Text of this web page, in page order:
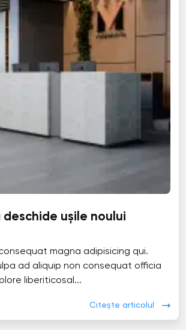
deschide ușile noului
magna adipisicing qui.
ad aliquip non consequat officia
liberiticosal...
Citește articolul